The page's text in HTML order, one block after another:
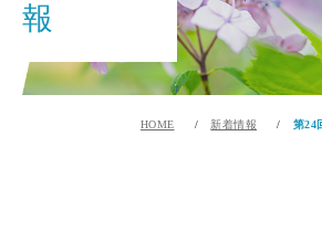
報
HOME 新着情報 第24